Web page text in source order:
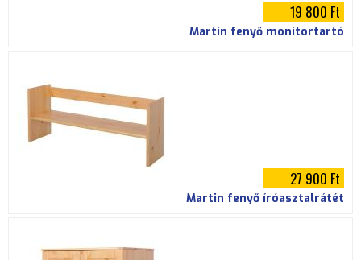
19 800 Ft
Martin fenyő monitortartó
27 900 Ft
Martin fenyő íróasztalrátét